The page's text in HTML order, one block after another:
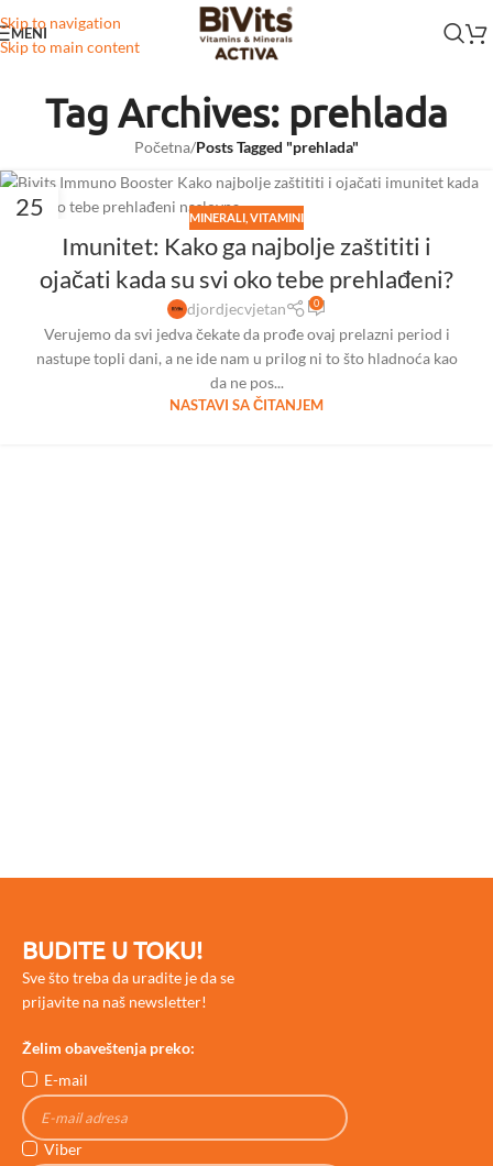
Skip to navigation
Skip to main content
MENI
Tag Archives: prehlada
Početna/Posts Tagged "prehlada"
25 MINERALI VITAMINI
Imunitet: Kako ga najbolje zaštititi i
ojačati kada su svi oko tebe prehlađeni?
djordjecvjetan 0
Verujemo da svi jedva čekate da prođe ovaj prelazni period i
nastupe topli dani, a ne ide nam u prilog ni to što hladnoća kao
da ne pos...
NASTAVI SA ČITANJEM
BUDITE U TOKU!
Sve što treba da uradite je da se
prijavite na naš newsletter!
Želim obaveštenja preko:
E-mail
Viber